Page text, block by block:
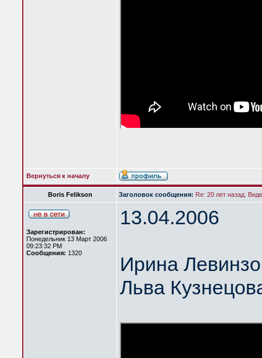
Вернуться к началу
Boris Felikson Заголовок сообщения: Re: 20 лет назад.
Зарегистрирован:
Понедельник 13 Март 2006
09:23:32 PM
Сообщения: 1320
13.04.2006
Ирина
Льва